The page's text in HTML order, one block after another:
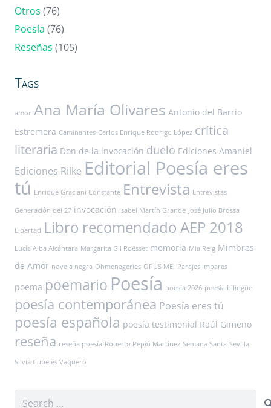
Otros (76)
Poesía (76)
Reseñas (105)
Tags
amor Ana María Olivares Antonio del Barrio
Estremera Caminantes Carlos Enrique Rodrigo López crítica
literaria Don de la invocación duelo Ediciones Amaniel
Ediciones Rilke Editorial Poesía eres
tú Enrique Graciani Constante Entrevista Entrevistas
Generación del 27 invocación Isabel Martín Grande José Julio Brossa
Libertad Libro recomendado AEP 2018
Lucía Alba Alcántara Margarita Gil Roësset memoria Mia Reig Mimbres
de Amor novela negra Ohmenageries OPUS MEI Parajes Impares
poema poemario Poesía poesía 2026 poesía bilingüe
poesía contemporánea Poesía eres tú
poesía española poesía testimonial Raúl Gimeno
reseña reseña poesía Roberto Pepió Martínez Semana Santa Sevilla
Silvia Cubeles Vaquero
Search